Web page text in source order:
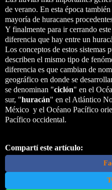
de verano. En esta época
mayoría de huracanes
Y finalmente para ir cerrando
diferencia que hay entre un
Los conceptos de estos sistemas
describen el mismo tipo de
diferencia es que cambian de
geográfico en donde se
se denominan "ciclón" en el
sur, "huracán" en el Atlántico
México y el Océano Pacífico
Pacífico occidental.
Compartí este artículo: